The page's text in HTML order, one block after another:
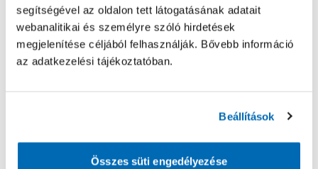
segítségével az oldalon tett látogatásának adatait
webanalitikai és személyre szóló hirdetések
megjelenítése céljából felhasználják. Bővebb információ
az adatkezelési tájékoztatóban.
Beállítások
Összes süti engedélyezése